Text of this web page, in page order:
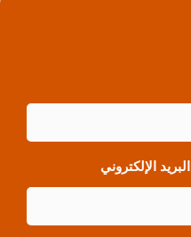
البريد الإلكتروني